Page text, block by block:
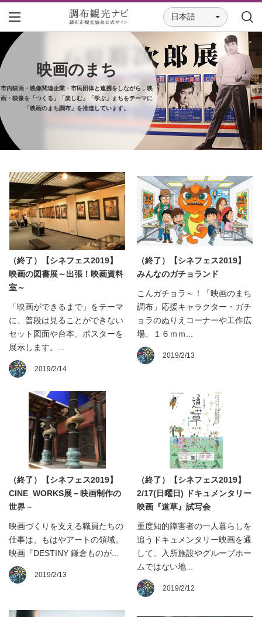
日本語
映画のまち
市内映画・映像関連企業・市民団体と連携をしながら，映
画・映像を「つくる」「楽しむ」「学ぶ」まちをテーマに
「映画のまち調布」を推進しています。
（終了）【シネフェス2019】
映画の図書展～出張！映画資料
室～
「映画ができるまで」をテーマ
に、普段は見ることができない
セット図面や台本、ポスターを
展示します。...
2019/2/14
（終了）【シネフェス2019】
みんなのガチョランド
こんガチョラ～！「映画のまち
調布」応援キャラクター・ガチ
ョラのぬりえコーナーや工作広
場、１６ｍｍ...
2019/2/13
（終了）【シネフェス2019】
CINE_WORKS展－映画制作の
世界－
映画づくりを支える職員たちの
仕事は、もはやアートの領域。
映画『DESTINY 鎌倉ものが...
2019/2/13
（終了）【シネフェス2019】
2/17(日曜日) ドキュメンタリー
映画『道草』試写会
重度知的障害者の一人暮らしを
追うドキュメンタリー映画を通
して、入所施設やグループホー
ムではない地...
2019/2/12